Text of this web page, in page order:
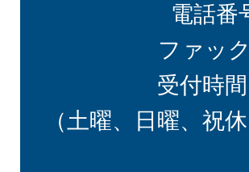
電話番
ファッ
受付時
（土曜、日曜、祝